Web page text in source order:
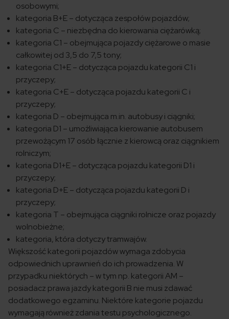
osobowymi;
kategoria B+E – dotycząca zespołów pojazdów;
kategoria C – niezbędna do kierowania ciężarówką;
kategoria C1 – obejmująca pojazdy ciężarowe o masie
całkowitej od 3,5 do 7,5 tony;
kategoria C1+E – dotycząca pojazdu kategorii C1 i
przyczepy;
kategoria C+E – dotycząca pojazdu kategorii C i
przyczepy;
kategoria D – obejmująca m.in. autobusy i ciągniki;
kategoria D1 – umożliwiająca kierowanie autobusem
przewożącym 17 osób łącznie z kierowcą oraz ciągnikiem
rolniczym;
kategoria D1+E – dotycząca pojazdu kategorii D1 i
przyczepy;
kategoria D+E – dotycząca pojazdu kategorii D i
przyczepy;
kategoria T – obejmująca ciągniki rolnicze oraz pojazdy
wolnobieżne;
kategoria, która dotyczy tramwajów.
Większość kategorii pojazdów wymaga zdobycia
odpowiednich uprawnień do ich prowadzenia. W
przypadku niektórych – w tym np. kategorii AM –
posiadacz prawa jazdy kategorii B nie musi zdawać
dodatkowego egzaminu. Niektóre kategorie pojazdu
wymagają również zdania testu psychologicznego.